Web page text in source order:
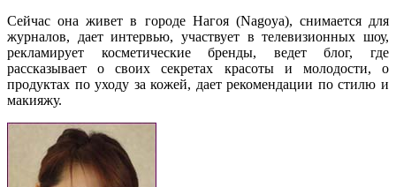
Сейчас она живет в городе Нагоя (Nagoya), снимается для
журналов, дает интервью, участвует в телевизионных шоу,
рекламирует косметические бренды, ведет блог, где
рассказывает о своих секретах красоты и молодости, о
продуктах по уходу за кожей, дает рекомендации по стилю и
макияжу.